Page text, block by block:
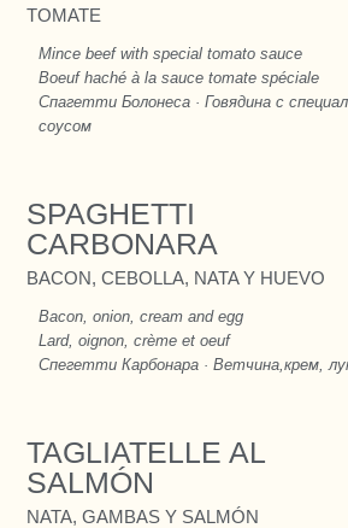
TOMATE
Mince beef with special tomato sauce
Boeuf haché à la sauce tomate spéciale
Спагетти Болонеса · Говядина с
соусом
SPAGHETTI
CARBONARA
BACON, CEBOLLA, NATA Y HUEVO
Bacon, onion, cream and egg
Lard, oignon, crème et oeuf
Спегетти Карбонара · Ветчина,крем,
TAGLIATELLE AL
SALMÓN
NATA, GAMBAS Y SALMÓN